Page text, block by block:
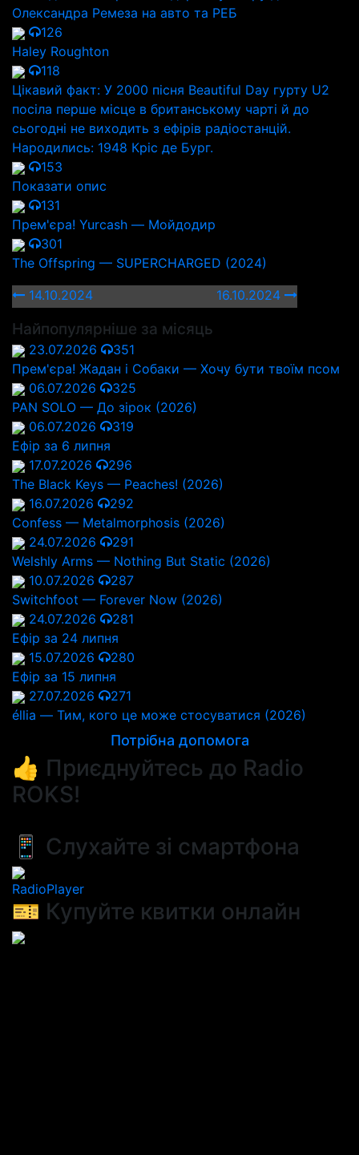
Олександра Ремеза на авто та РЕБ
126
Haley Roughton
118
Цікавий факт: У 2000 пісня Beautiful Day гурту U2
посіла перше місце в британському чарті й до
сьогодні не виходить з ефірів радіостанцій.
Народились: 1948 Кріс де Бург.
153
Показати опис
131
Прем'єра! Yurcash — Мойдодир
301
The Offspring — SUPERCHARGED (2024)
14.10.2024
16.10.2024
Найпопулярніше за місяць
23.07.2026
351
Прем'єра! Жадан і Собаки — Хочу бути твоїм псом
06.07.2026
325
PAN SOLO — До зірок (2026)
06.07.2026
319
Ефір за 6 липня
17.07.2026
296
The Black Keys — Peaches! (2026)
16.07.2026
292
Confess — Metalmorphosis (2026)
24.07.2026
291
Welshly Arms — Nothing But Static (2026)
10.07.2026
287
Switchfoot — Forever Now (2026)
24.07.2026
281
Ефір за 24 липня
15.07.2026
280
Ефір за 15 липня
27.07.2026
271
éllia — Тим, кого це може стосуватися (2026)
Потрібна допомога
👍 Приєднуйтесь до Radio
ROKS!
📱 Слухайте зі смартфона
RadioPlayer
🎫 Купуйте квитки онлайн